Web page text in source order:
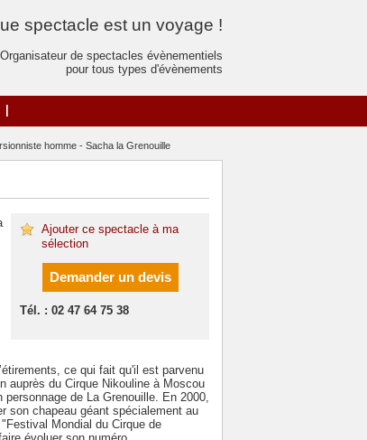
spectacle est un voyage !
Organisateur de spectacles évènementiels
pour tous types d'évènements
homme - Sacha la Grenouille
Ajouter ce spectacle à ma
sélection
Demander un devis
Tél. : 02 47 64 75 38
ce qui fait qu'il est parvenu
auprès du Cirque Nikouline à Moscou
de La Grenouille. En 2000,
son chapeau géant spécialement au
Mondial du Cirque de